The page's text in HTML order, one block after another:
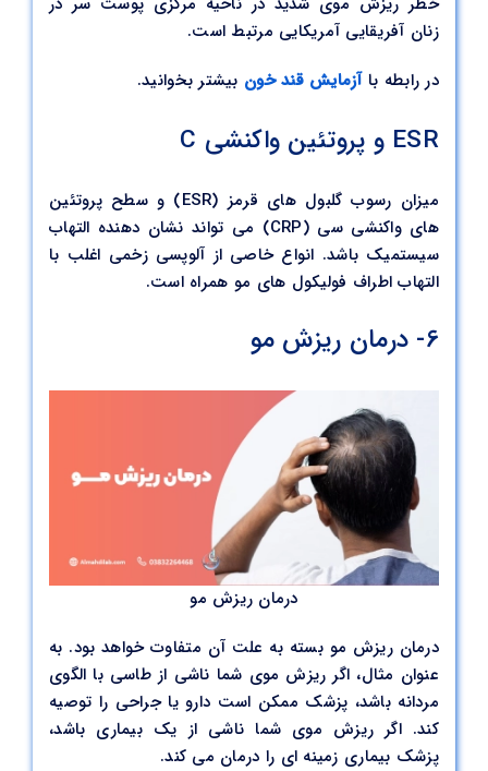
زنان آفریقایی آمریکایی مرتبط است.
در رابطه باآزمایش قند خون بیشتر بخوانید.
ESR و پروتئین واکنشی C
میزان رسوب گلبول های قرمز (ESR) و سطح پروتئین
های واکنشی سی (CRP) می تواند نشان دهنده التهاب
سیستمیک باشد. انواع خاصی از آلوپسی زخمی اغلب با
التهاب اطراف فولیکول های مو همراه است.
6- درمان ریزش مو
درمان ریزش مو
درمان ریزش مو بسته به علت آن متفاوت خواهد بود. به
عنوان مثال، اگر ریزش موی شما ناشی از طاسی با الگوی
مردانه باشد، پزشک ممکن است دارو یا جراحی را توصیه
کند. اگر ریزش موی شما ناشی از یک بیماری باشد،
پزشک بیماری زمینه ای را درمان می کند.